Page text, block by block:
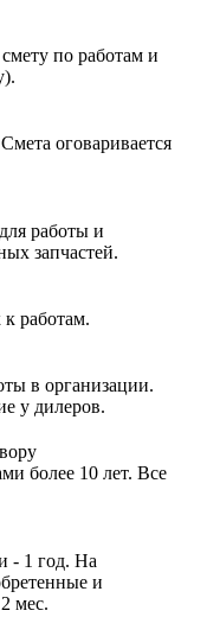
по работам и
оговаривается
работы и
запчастей.
работам.
в организации.
у дилеров.
более 10 лет. Все
- 1 год. На
и
мес.